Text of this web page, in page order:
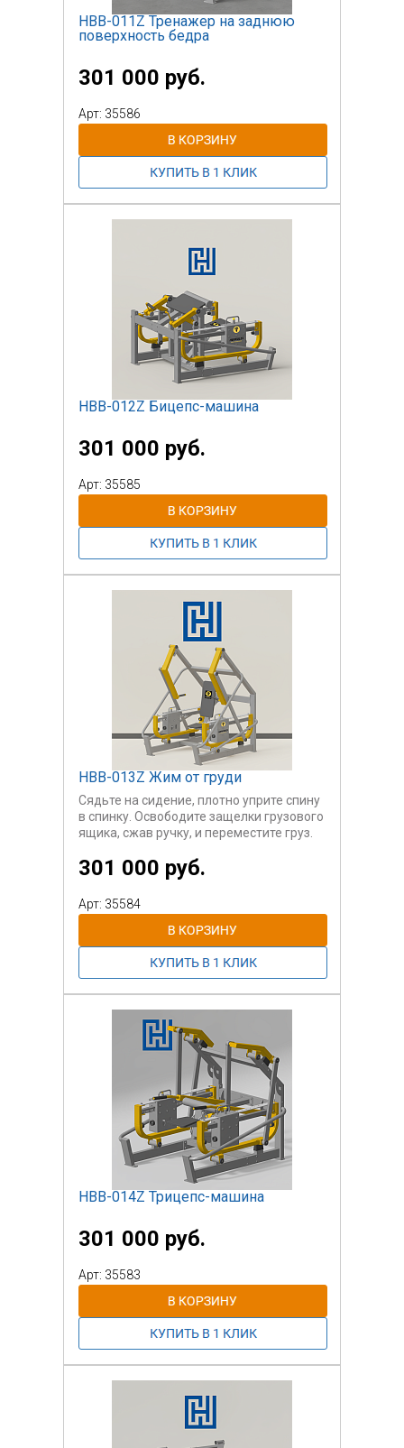
НВВ-011Z Тренажер на заднюю
поверхность бедра
301 000 руб.
Арт: 35586
НВВ-012Z Бицепс-машина
301 000 руб.
Арт: 35585
НВВ-013Z Жим от груди
Сядьте на сидение, плотно уприте спину
в спинку. Освободите защелки грузового
ящика, сжав ручку, и переместите груз.
одинаковый с обеих сторон. Выполните
держась руками за рукоятки, толкайте
рычаги вперед (от себя), затем плавно
исходное положение. Повторите
упражнение в зависимости от
программы тренировки и
ориентируясь на самочувствие. При
необходимости снова отрегулируйте
Тренажер оснащен держателем для
бутылки и держателем для телефона,
для комфортного
использования.
301 000 руб.
Арт: 35584
НВВ-014Z Трицепс-машина
301 000 руб.
Арт: 35583